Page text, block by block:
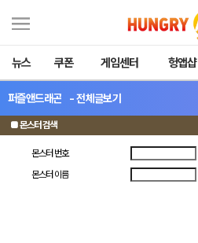
뉴스 쿠폰 게임센터 헝앱샵
퍼즐앤드래곤 - 전체글보기
■ 몬스터 검색
몬스터 번호
몬스터 이름